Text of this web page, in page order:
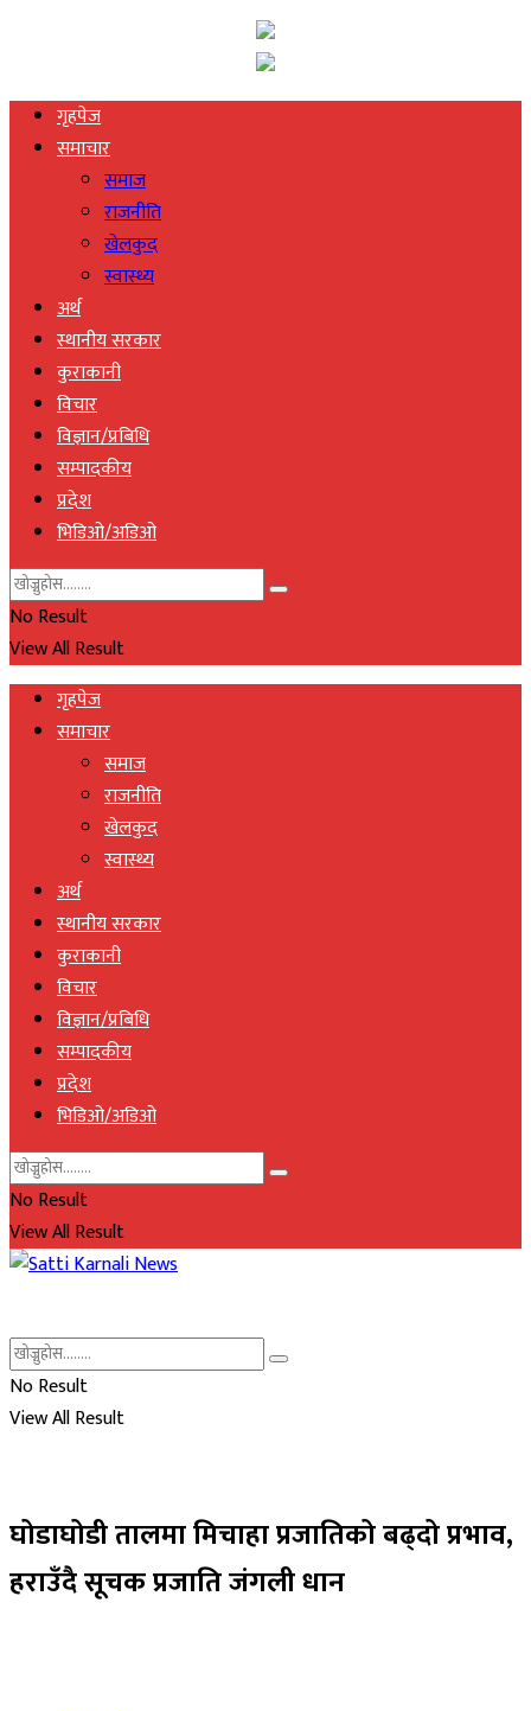
गृहपेज
समाचार
समाज
राजनीति
खेलकुद
स्वास्थ्य
अर्थ
स्थानीय सरकार
कुराकानी
विचार
विज्ञान/प्रबिधि
सम्पादकीय
प्रदेश
भिडिओ/अडिओ
No Result
View All Result
गृहपेज
समाचार
समाज
राजनीति
खेलकुद
स्वास्थ्य
अर्थ
स्थानीय सरकार
कुराकानी
विचार
विज्ञान/प्रबिधि
सम्पादकीय
प्रदेश
भिडिओ/अडिओ
No Result
View All Result
No Result
View All Result
घोडाघोडी तालमा मिचाहा प्रजातिको बढ्दो प्रभाव,
हराउँदै सूचक प्रजाति जंगली धान